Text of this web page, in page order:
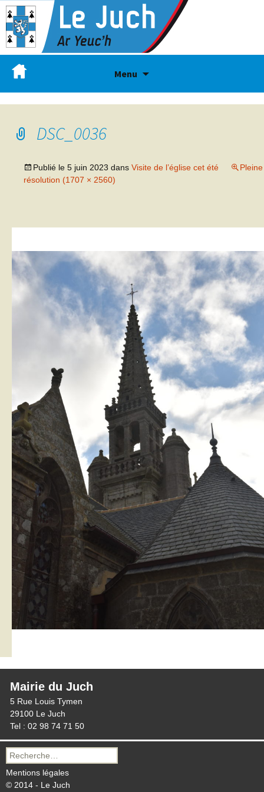
Menu
DSC_0036
Publié le 5 juin 2023 dans Visite de l’église cet été
Pleine
résolution (1707 × 2560)
Mairie du Juch
5 Rue Louis Tymen
29100 Le Juch
Tel : 02 98 74 71 50
Recherche
pour :
Mentions légales
© 2014 - Le Juch